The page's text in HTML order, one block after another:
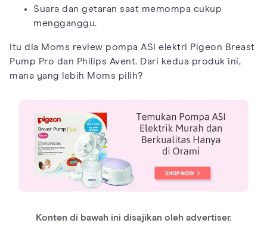
Suara dan getaran saat memompa cukup
mengganggu.
Itu dia Moms review pompa ASI elektri Pigeon Breast
Pump Pro dan Philips Avent. Dari kedua produk ini,
mana yang lebih Moms pilih?
Konten di bawah ini disajikan oleh advertiser.